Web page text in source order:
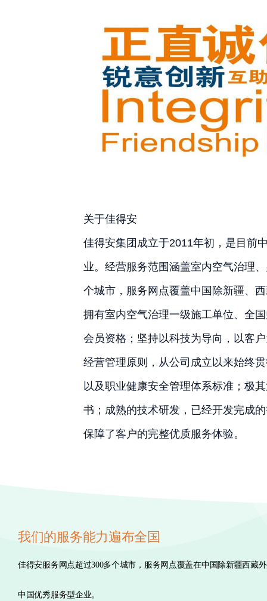
关于佳得安
佳得安集团成立于2011年初，是目前
业。经营服务范围涵盖室内空气治理
个城市，服务网点覆盖中国除新疆、
拥有室内空气治理一级施工单位、全
会员资格；坚持以科技为导向，以客
经营管理原则，从公司成立以来始终
以及职业健康安全管理体系标准；极
书；成熟的技术研发，已经开发完成
保障了客户的完整优质服务体验。
我们的服务能力遍布全国
佳得安服务网点超过300多个城市，服务网点覆盖在中国除新疆西藏
中国优秀服务型企业。